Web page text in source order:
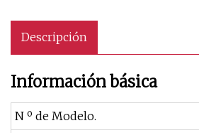
Descripción
Información básica
N º de Modelo.